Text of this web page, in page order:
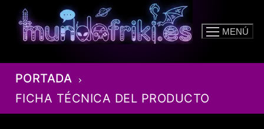
contenido
MENÚ
PORTADA
FICHA TÉCNICA DEL PRODUCTO